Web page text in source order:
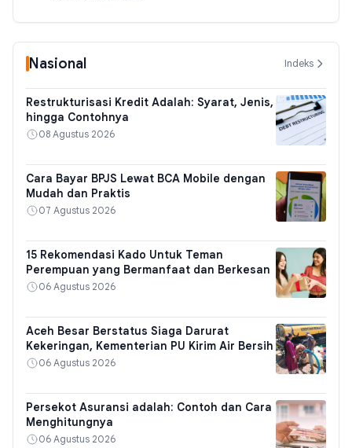
Nasional Indeks
Restrukturisasi Kredit Adalah: Syarat, Jenis,
hingga Contohnya
08 Agustus 2026
Cara Bayar BPJS Lewat BCA Mobile dengan
Mudah dan Praktis
07 Agustus 2026
15 Rekomendasi Kado Untuk Teman
Perempuan yang Bermanfaat dan Berkesan
06 Agustus 2026
Aceh Besar Berstatus Siaga Darurat
Kekeringan, Kementerian PU Kirim Air Bersih
06 Agustus 2026
Persekot Asuransi adalah: Contoh dan Cara
Menghitungnya
06 Agustus 2026